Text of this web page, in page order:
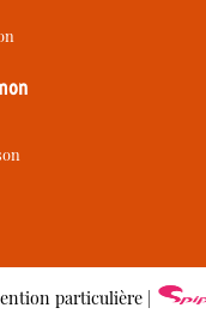
particulière |